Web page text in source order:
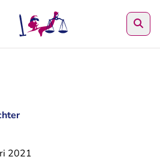
2021